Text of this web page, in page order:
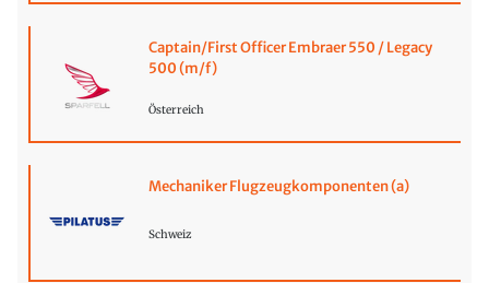
Captain/First Officer Embraer 550 / Legacy
500 (m/f)
Österreich
Mechaniker Flugzeugkomponenten (a)
Schweiz